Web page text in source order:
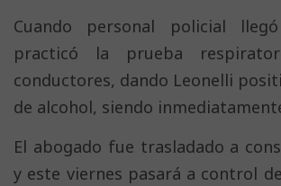
Cuando personal policial
practicó la prueba
conductores, dando Leonelli
de alcohol, siendo
El abogado fue trasladado a
y este viernes pasará a control